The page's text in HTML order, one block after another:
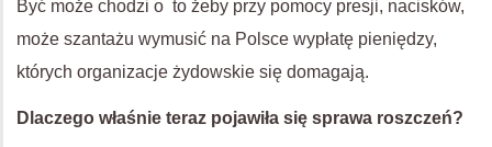
Być może chodzi o to żeby przy pomocy presji, nacisków,
może szantażu wymusić na Polsce wypłatę pieniędzy,
których organizacje żydowskie się domagają.
Dlaczego właśnie teraz pojawiła się sprawa roszczeń?